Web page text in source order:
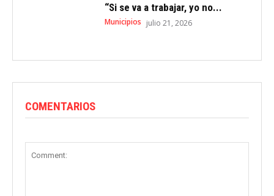
“Si se va a trabajar, yo no...
Municipios julio 21, 2026
COMENTARIOS